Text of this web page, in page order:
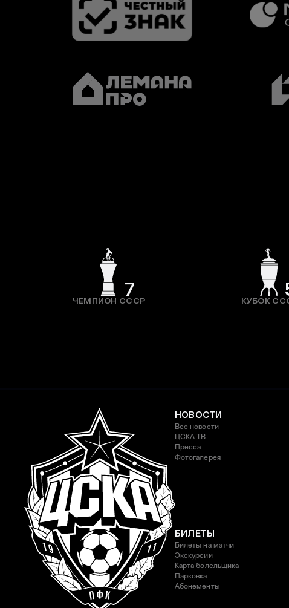
7
ЧЕМПИОН СССР КУБОК
НОВОСТИ
Все новости
ЦСКА ТВ
Пресса
Фотогалерея
БИЛЕТЫ
Билеты на матчи
Экскурсии
Карта болельщика
Парковка
Абонементы